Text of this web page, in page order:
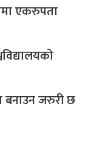
एकरुपता
बनाउन जरुरी छ